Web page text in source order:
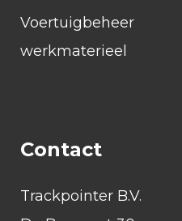
Voertuigbeheer
werkmaterieel
Contact
Trackpointer B.V.